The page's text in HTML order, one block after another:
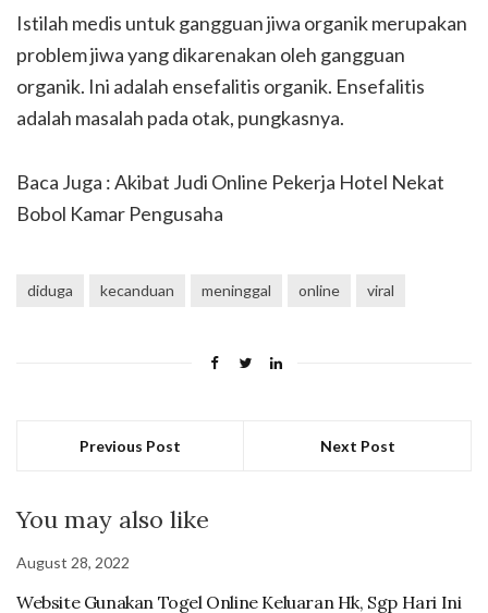
Istilah medis untuk gangguan jiwa organik merupakan
problem jiwa yang dikarenakan oleh gangguan
organik. Ini adalah ensefalitis organik. Ensefalitis
adalah masalah pada otak, pungkasnya.
Baca Juga : Akibat Judi Online Pekerja Hotel Nekat
Bobol Kamar Pengusaha
diduga kecanduan meninggal online viral
Previous Post Next Post
You may also like
August 28, 2022
Website Gunakan Togel Online Keluaran Hk, Sgp Hari Ini